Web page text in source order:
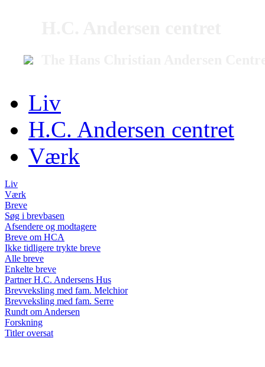
Liv
H.C. Andersen centret
Værk
Liv
Værk
Breve
Søg i brevbasen
Afsendere og modtagere
Breve om HCA
Ikke tidligere trykte breve
Alle breve
Enkelte breve
Partner H.C. Andersens Hus
Brevveksling med fam. Melchior
Brevveksling med fam. Serre
Rundt om Andersen
Forskning
Titler oversat